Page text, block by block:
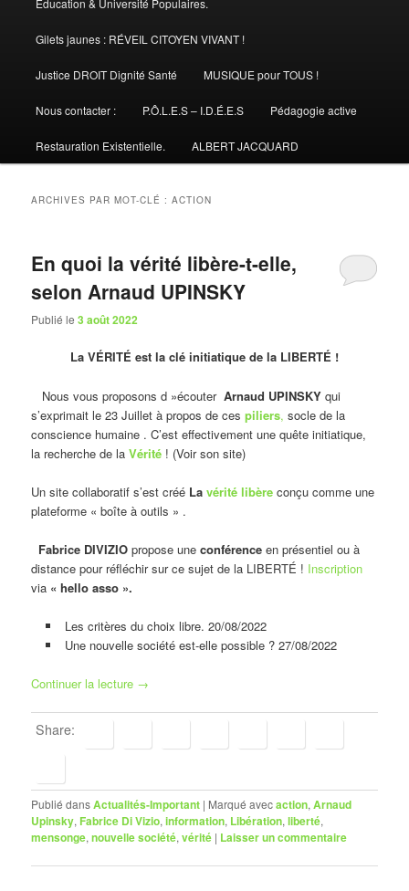
Gilets jaunes : RÉVEIL CITOYEN VIVANT !
Justice DROIT Dignité Santé MUSIQUE pour TOUS !
Nous contacter : P.Ô.L.E.S – I.D.É.E.S Pédagogie active
Restauration Existentielle. ALBERT JACQUARD
ARCHIVES PAR MOT-CLÉ :ACTION
En quoi la vérité libère-t-elle,
selon Arnaud UPINSKY
Publié le3 août 2022
La VÉRITÉ est la clé initiatique de la LIBERTÉ !
Nous vous proposons d »écouterArnaud UPINSKY qui
s’exprimait le 23 Juillet à propos de ces piliers, socle de la
conscience humaine . C’est effectivement une quête initiatique,
la recherche de la Vérité ! (Voir son site)
Un site collaboratif s’est créé Lavérité libère conçu comme une
plateforme « boîte à outils » .
Fabrice DIVIZIO propose uneconférence en présentiel ou à
distance pour réfléchir sur ce sujet de la LIBERTÉ ! Inscription
via « hello asso ».
Les critères du choix libre. 20/08/2022
Une nouvelle société est-elle possible ? 27/08/2022
Continuer la lecture →
Share:
Publié dansActualités-Important | Marqué avecaction,Arnaud
Upinsky, Fabrice Di Vizio,information, Libération,liberté,
mensonge,nouvelle société,vérité | Laisser un commentaire